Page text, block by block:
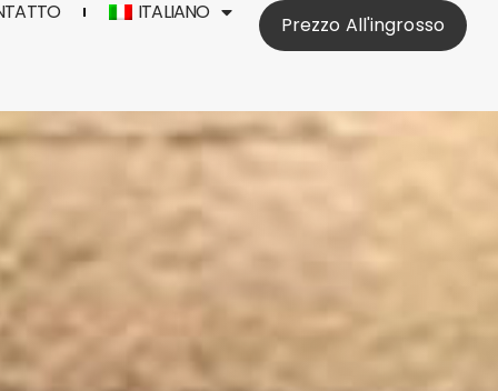
ITALIANO
Prezzo All'ingrosso